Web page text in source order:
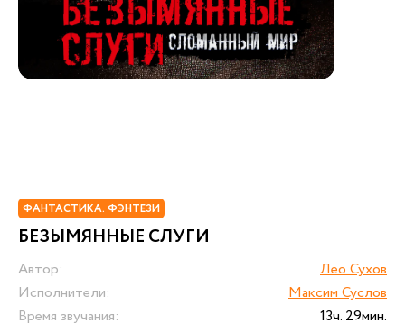
ФАНТАСТИКА. ФЭНТЕЗИ
БЕЗЫМЯННЫЕ СЛУГИ
Автор:
Лео Сухов
Исполнители:
Максим Суслов
Время звучания:
13ч. 29мин.